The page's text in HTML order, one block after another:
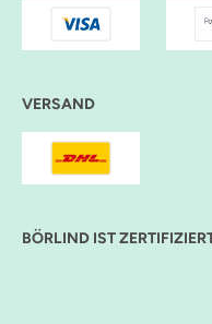
VERSAND
BÖRLIND IST